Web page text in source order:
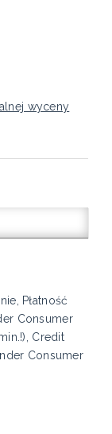
wyceny
Płatność
Consumer
Credit
Consumer